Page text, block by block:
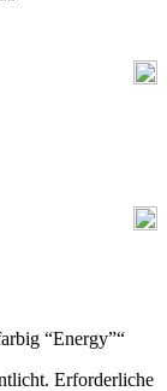
“Energy”“
Erforderliche